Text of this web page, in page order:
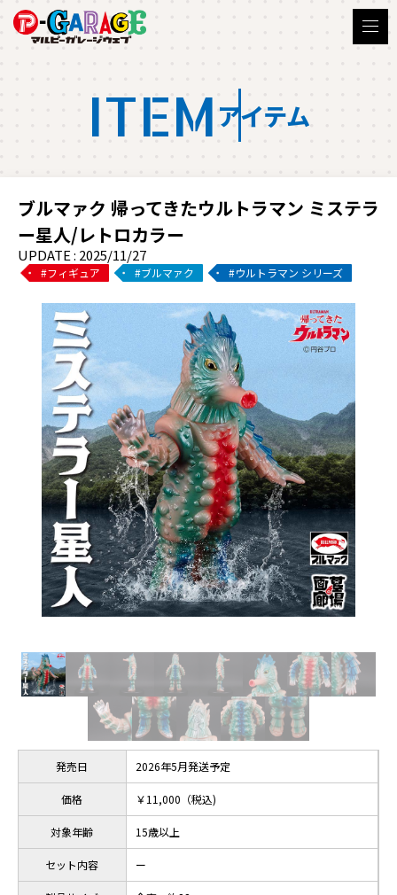
ITEM アイテム
ブルマァク 帰ってきたウルトラマン ミステラ
ー星人/レトロカラー
UPDATE : 2025/11/27
フィギュア ブルマァク ウルトラマン シリーズ
発売日 2026年5月発送予定
価格 ￥11,000（税込)
対象年齢 15歳以上
セット内容 ー